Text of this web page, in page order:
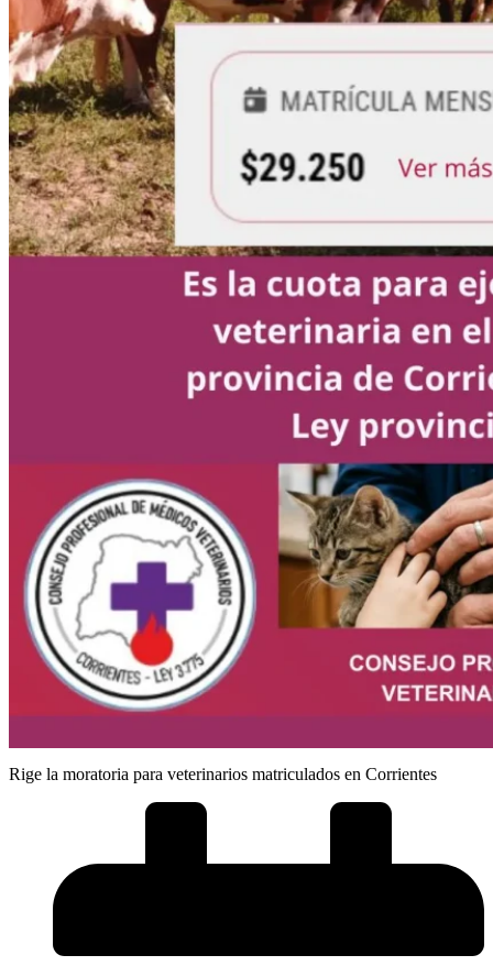
Rige la moratoria para veterinarios matriculados en Corrientes